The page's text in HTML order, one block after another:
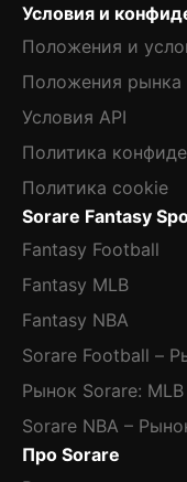
Условия и
Положения и
Положения рынка
Условия API
Политика
Политика cookie
Sorare Fantasy
Fantasy Football
Fantasy MLB
Fantasy NBA
Sorare Football –
Рынок Sorare: MLB
Sorare NBA –
Про Sorare